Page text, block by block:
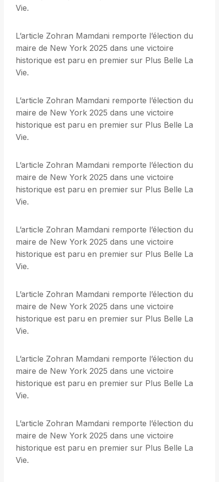
Vie.
L’article Zohran Mamdani remporte l’élection du
maire de New York 2025 dans une victoire
historique est paru en premier sur Plus Belle La
Vie.
L’article Zohran Mamdani remporte l’élection du
maire de New York 2025 dans une victoire
historique est paru en premier sur Plus Belle La
Vie.
L’article Zohran Mamdani remporte l’élection du
maire de New York 2025 dans une victoire
historique est paru en premier sur Plus Belle La
Vie.
L’article Zohran Mamdani remporte l’élection du
maire de New York 2025 dans une victoire
historique est paru en premier sur Plus Belle La
Vie.
L’article Zohran Mamdani remporte l’élection du
maire de New York 2025 dans une victoire
historique est paru en premier sur Plus Belle La
Vie.
L’article Zohran Mamdani remporte l’élection du
maire de New York 2025 dans une victoire
historique est paru en premier sur Plus Belle La
Vie.
L’article Zohran Mamdani remporte l’élection du
maire de New York 2025 dans une victoire
historique est paru en premier sur Plus Belle La
Vie.